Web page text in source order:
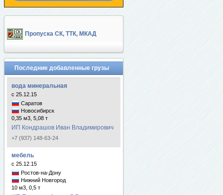
Пропуска СК, ТТК, МКАД
Последние добавленные грузы
вода минеральная
с 25.12.15
Саратов
Новосибирск
0,35 м3, 5,08 т
ИП Кондрашов Иван Владимирович
+7 (937) 148-63-24
мебель
с 25.12.15
Ростов-на-Дону
Нижний Новгород
10 м3, 0,5 т